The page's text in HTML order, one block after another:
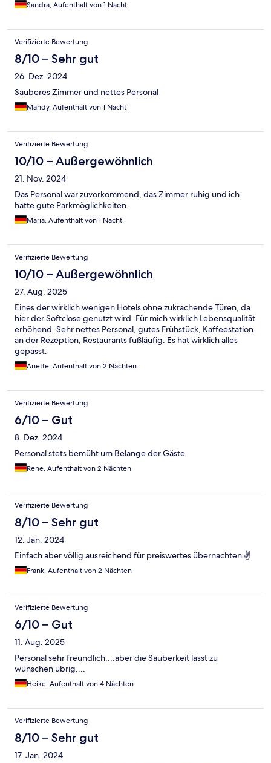
Sandra, Aufenthalt von 1 Nacht
Verifizierte Bewertung
8/10 – Sehr gut
26. Dez. 2024
Sauberes Zimmer und nettes Personal
Mandy, Aufenthalt von 1 Nacht
Verifizierte Bewertung
10/10 – Außergewöhnlich
21. Nov. 2024
Das Personal war zuvorkommend, das Zimmer ruhig und ich
hatte gute Parkmöglichkeiten.
Maria, Aufenthalt von 1 Nacht
Verifizierte Bewertung
10/10 – Außergewöhnlich
27. Aug. 2025
Eines der wirklich wenigen Hotels ohne zukrachende Türen, da
hier der Softclose genutzt wird. Für mich wirklich Lebensqualität
erhöhend. Sehr nettes Personal, gutes Frühstück, Kaffeestation
an der Rezeption, Restaurants fußläufig. Es hat wirklich alles
gepasst.
Anette, Aufenthalt von 2 Nächten
Verifizierte Bewertung
6/10 – Gut
8. Dez. 2024
Personal stets bemüht um Belange der Gäste.
Rene, Aufenthalt von 2 Nächten
Verifizierte Bewertung
8/10 – Sehr gut
12. Jan. 2024
Einfach aber völlig ausreichend für preiswertes übernachten ✌️
Frank, Aufenthalt von 2 Nächten
Verifizierte Bewertung
6/10 – Gut
11. Aug. 2025
Personal sehr freundlich....aber die Sauberkeit lässt zu
wünschen übrig....
Heike, Aufenthalt von 4 Nächten
Verifizierte Bewertung
8/10 – Sehr gut
17. Jan. 2024